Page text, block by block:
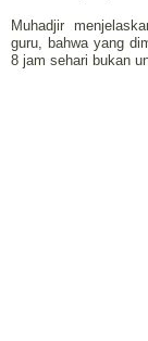
Muhadjir
guru, bahwa yang
8 jam sehari bukan